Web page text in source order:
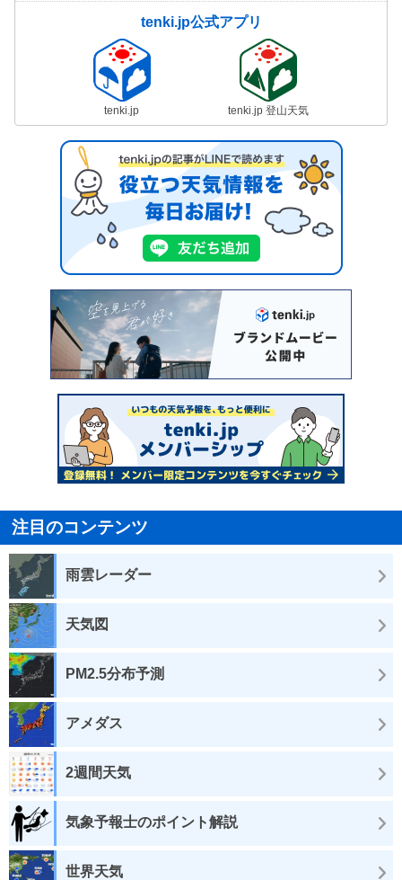
tenki.jp公式アプリ
tenki.jp tenki.jp 登山天気
注目のコンテンツ
雨雲レーダー
天気図
PM2.5分布予測
アメダス
2週間天気
気象予報士のポイント解説
世界天気